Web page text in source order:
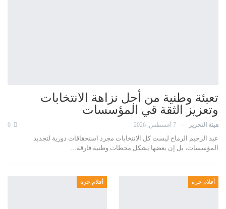
تعبئة وطنية من أجل نزاهة الانتخابات
وتعزيز الثقة قي المؤسسات
هيئة التحرير 7 أغسطس, 2026
عبد الرحيم الرماح ليست كل الانتخابات مجرد استحقاقات دورية لتجديد
المؤسسات، بل إن بعضها يشكل محطات وطنية فارقة…
أقلام حرة أقلام حرة